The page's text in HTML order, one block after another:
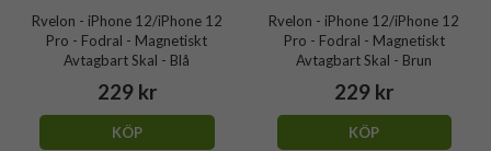
Rvelon - iPhone 12/iPhone 12
Pro - Fodral - Magnetiskt
Avtagbart Skal - Blå
229 kr
KÖP
Rvelon - iPhone 12/iPhone 12
Pro - Fodral - Magnetiskt
Avtagbart Skal - Brun
229 kr
KÖP